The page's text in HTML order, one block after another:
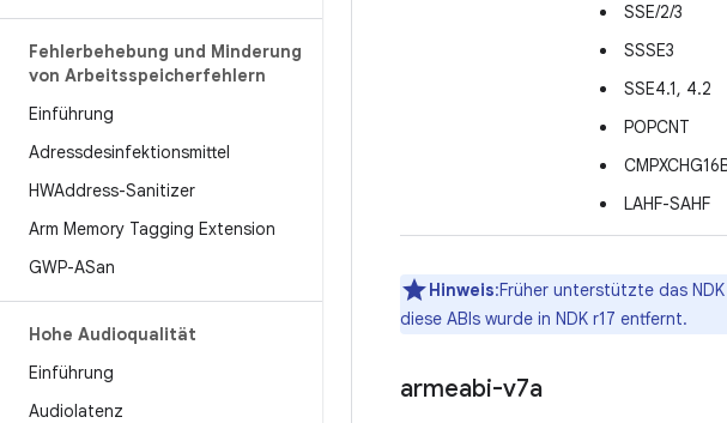
Fehlerbehebung und Minderung
von Arbeitsspeicherfehlern
Einführung
Adressdesinfektionsmittel
HWAddress-Sanitizer
Arm Memory Tagging Extension
GWP-ASan
Hohe Audioqualität
Einführung
Audiolatenz
SSE/2/3
SSSE3
SSE4.1, 4.2
POPCNT
LAHF-SAHF
Hinweis:Früher unterstützte das
diese ABIs wurde in NDK r17 entfernt.
armeabi-v7a